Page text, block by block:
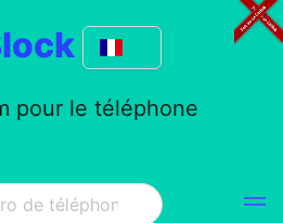
pour le téléphone